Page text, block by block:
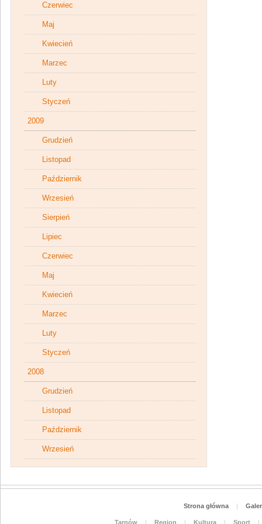
Czerwiec
Maj
Kwiecień
Marzec
Luty
Styczeń
2009
Grudzień
Listopad
Październik
Wrzesień
Sierpień
Lipiec
Czerwiec
Maj
Kwiecień
Marzec
Luty
Styczeń
2008
Grudzień
Listopad
Październik
Wrzesień
Strona główna |
Tarnów | Region | Kultura | Sport
|